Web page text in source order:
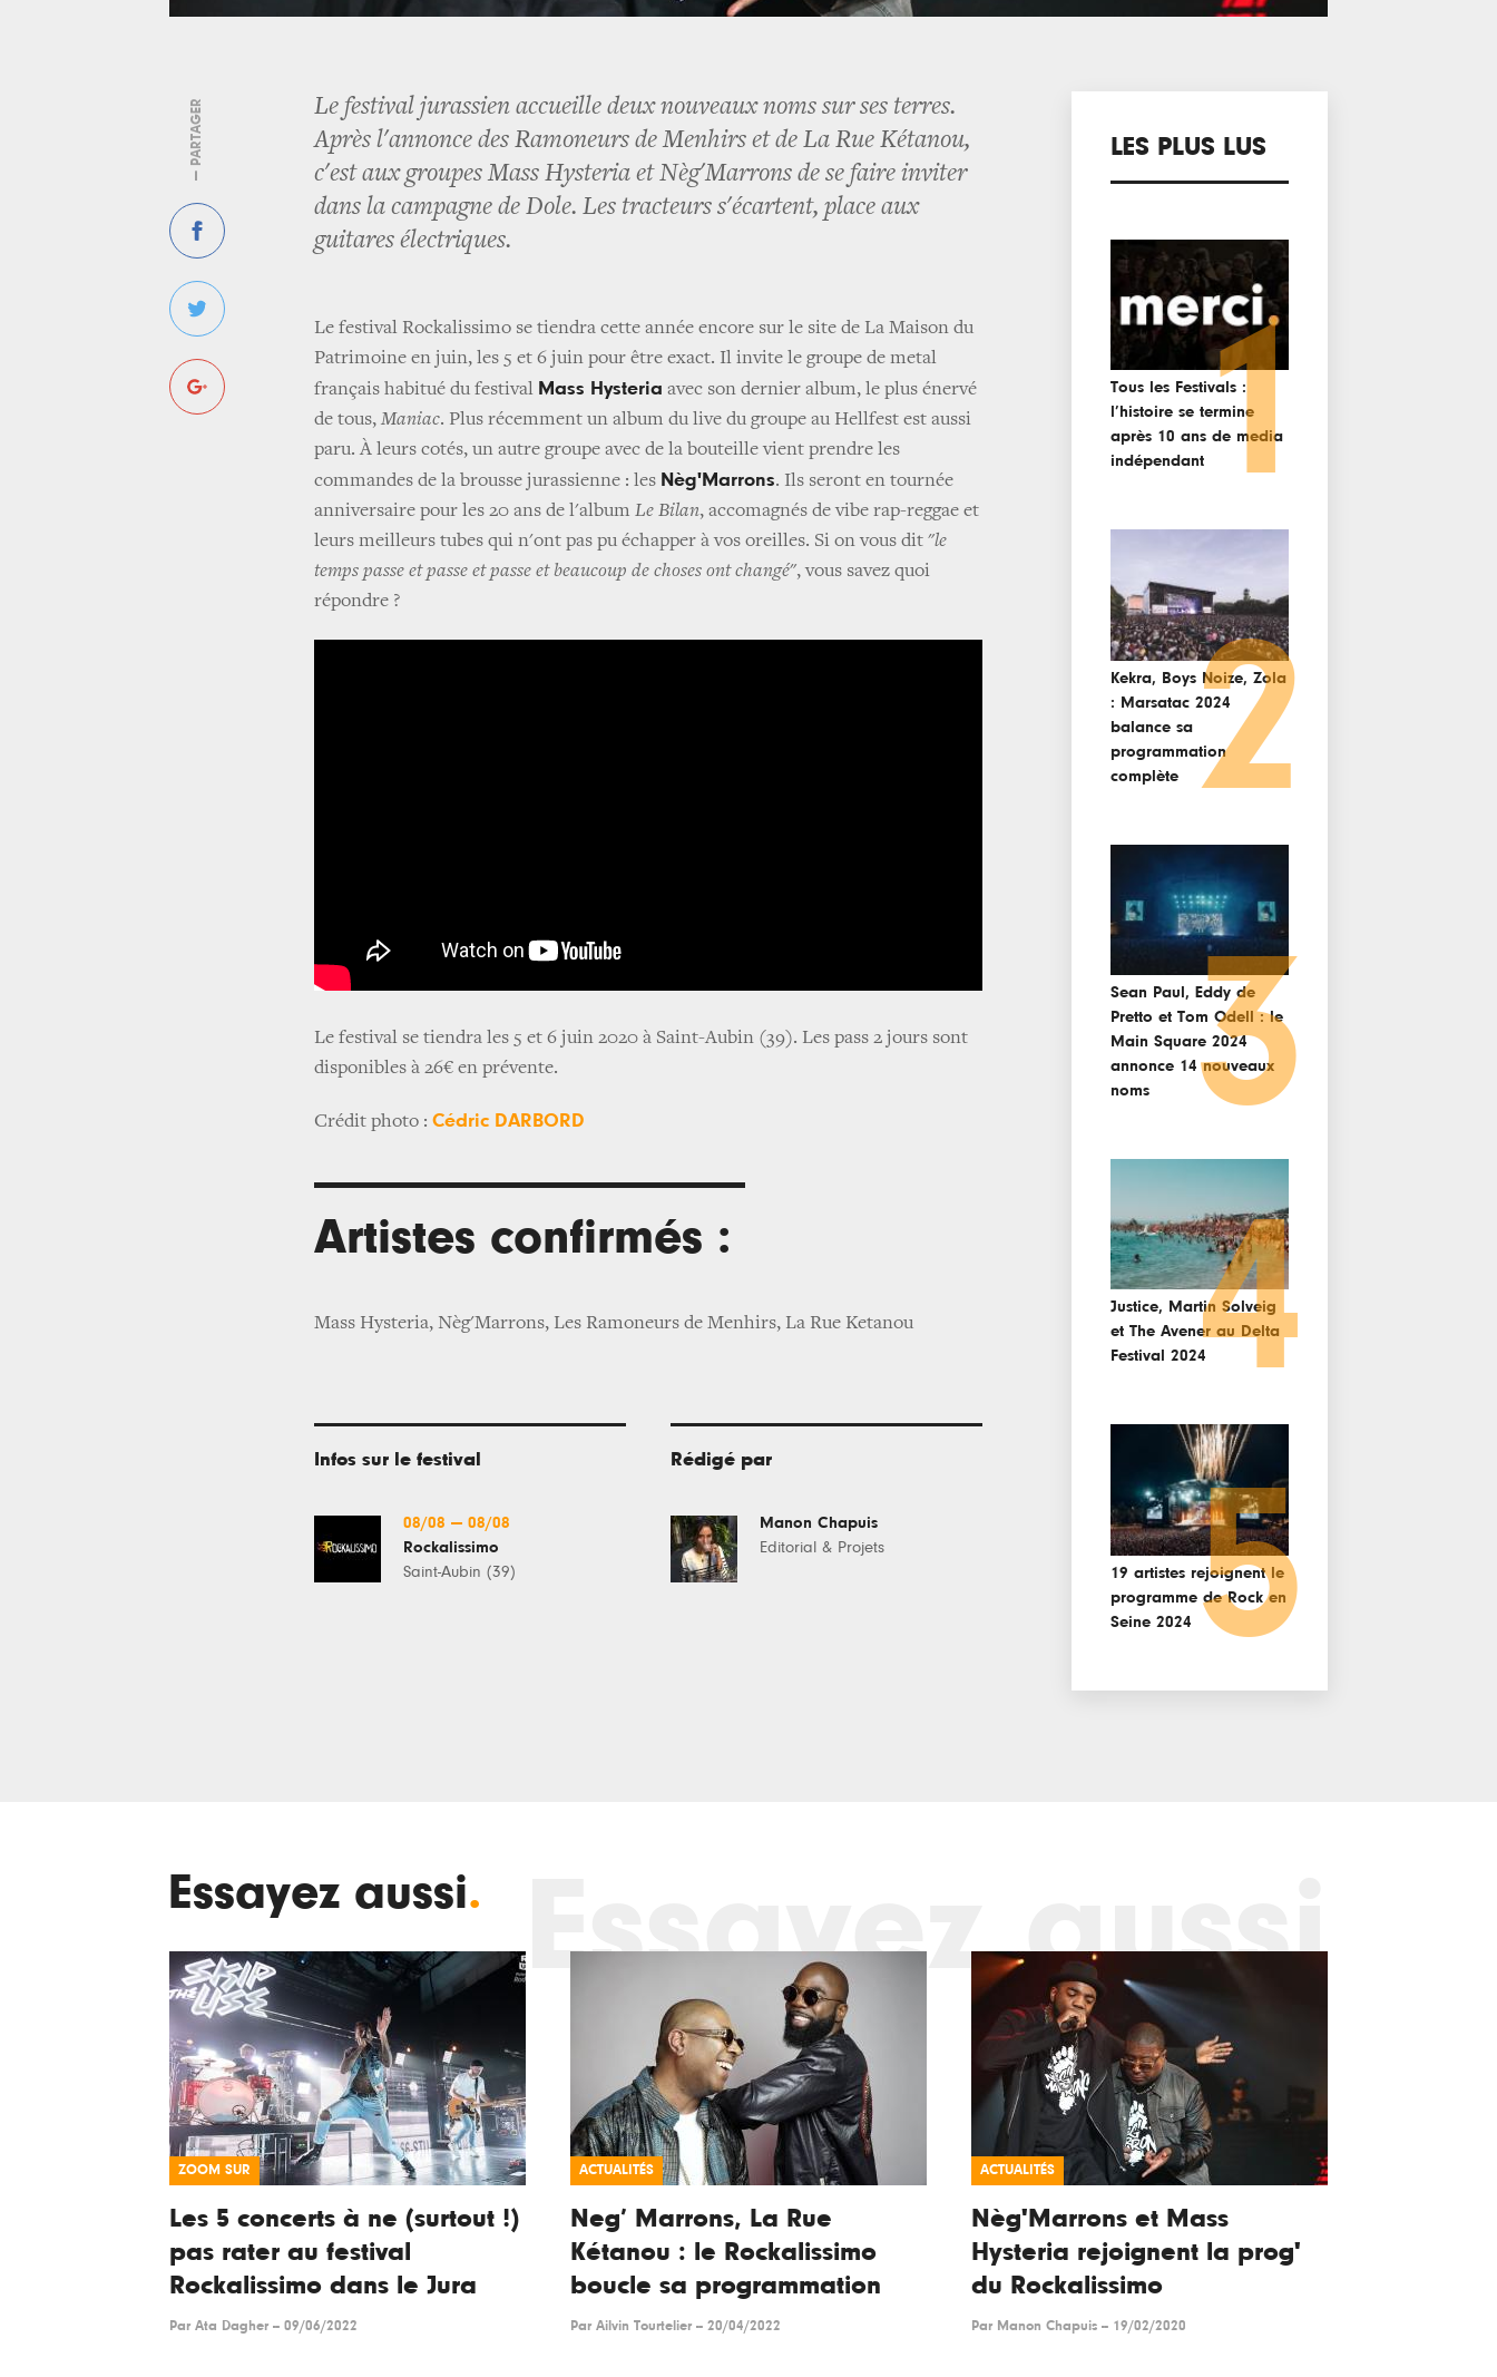
— PARTAGER
Le festival jurassien accueille deux nouveaux noms sur ses terres.
Après l'annonce des Ramoneurs de Menhirs et de La Rue Kétanou,
c'est aux groupes Mass Hysteria et Nèg'Marrons de se faire inviter
dans la campagne de Dole. Les tracteurs s'écartent, place aux
guitares électriques.
Le festival Rockalissimo se tiendra cette année encore sur le site de La Maison du
Patrimoine en juin, les 5 et 6 juin pour être exact. Il invite le groupe de metal
français habitué du festival Mass Hysteria avec son dernier album, le plus énervé
de tous, Maniac. Plus récemment un album du live du groupe au Hellfest est aussi
paru. À leurs cotés, un autre groupe avec de la bouteille vient prendre les
commandes de la brousse jurassienne : les Nèg'Marrons. Ils seront en tournée
anniversaire pour les 20 ans de l'album Le Bilan, accomagnés de vibe rap-reggae et
leurs meilleurs tubes qui n'ont pas pu échapper à vos oreilles. Si on vous dit "le
temps passe et passe et passe et beaucoup de choses ont changé", vous savez quoi
répondre ?
Le festival se tiendra les 5 et 6 juin 2020 à Saint-Aubin (39). Les pass 2 jours sont
disponibles à 26€ en prévente.
Crédit photo : Cédric DARBORD
Artistes confirmés :
Mass Hysteria, Nèg'Marrons, Les Ramoneurs de Menhirs, La Rue Ketanou
Infos sur le festival
08/08 — 08/08
Rockalissimo
Saint-Aubin (39)
Rédigé par
Manon Chapuis
Editorial & Projets
LES PLUS LUS
Tous les Festivals :
l’histoire se termine
après 10 ans de media
indépendant1
Kekra, Boys Noize, Zola
: Marsatac 2024
balance sa
programmation
complète
2
Sean Paul, Eddy de
Pretto et Tom Odell : le
Main Square 2024
annonce 14 nouveaux
noms
3
Justice, Martin Solveig
et The Avener au Delta
Festival 20244
19 artistes rejoignent le
programme de Rock en
Seine 2024 5
Essayez aussi. Essayez aussi
ZOOM SUR
Les 5 concerts à ne (surtout !)
pas rater au festival
Rockalissimo dans le Jura
Par Ata Dagher -- 09/06/2022
ACTUALITÉS
Neg’ Marrons, La Rue
Kétanou : le Rockalissimo
boucle sa programmation
Par Ailvin Tourtelier -- 20/04/2022
ACTUALITÉS
Nèg'Marrons et Mass
Hysteria rejoignent la prog'
du Rockalissimo
Par Manon Chapuis -- 19/02/2020